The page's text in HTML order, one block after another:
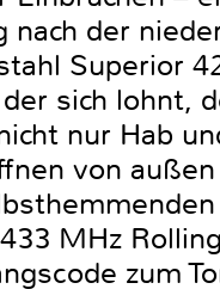
der
Superior
sich lohnt,
nur Hab
von
MHz
zum